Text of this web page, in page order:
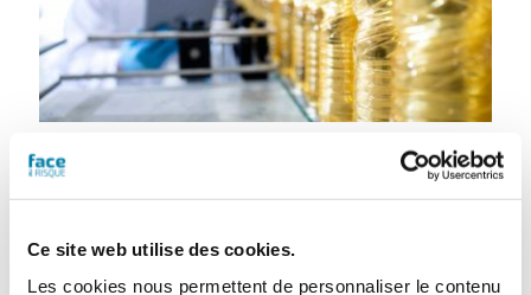
Ce site web utilise des cookies.
Les cookies nous permettent de personnaliser le contenu
5 stratégies pour sécuriser son
réseau industriel face aux
cyberattaques